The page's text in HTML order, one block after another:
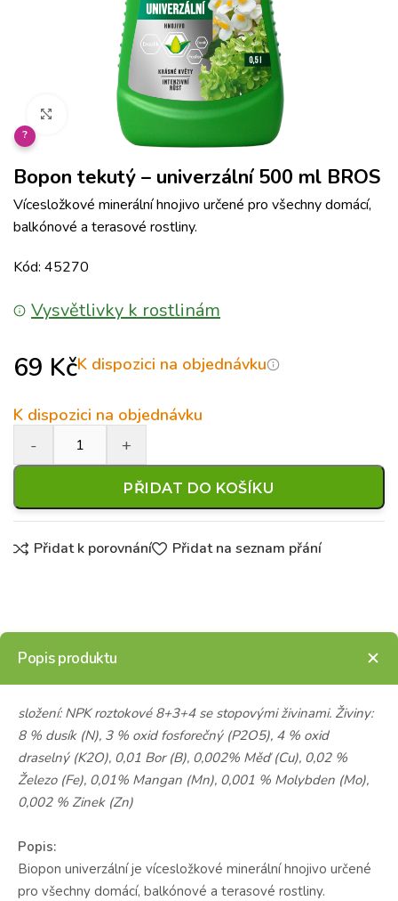
Klikněte pro zvětšení
?
Bopon tekutý – univerzální 500 ml BROS
Vícesložkové minerální hnojivo určené pro všechny domácí,
balkónové a terasové rostliny.
Kód: 45270
Vysvětlivky k rostlinám
69 KčK dispozici na objednávku
K dispozici na objednávku
PŘIDAT DO KOŠÍKU
Přidat k porovnání Přidat na seznam přání
Popis produktu
složení: NPK roztokové 8+3+4 se stopovými živinami. Živiny:
8 % dusík (N), 3 % oxid fosforečný (P2O5), 4 % oxid
draselný (K2O), 0,01 Bor (B), 0,002% Měď (Cu), 0,02 %
Železo (Fe), 0,01% Mangan (Mn), 0,001 % Molybden (Mo),
0,002 % Zinek (Zn)
Popis:
Biopon univerzální je vícesložkové minerální hnojivo určené
pro všechny domácí, balkónové a terasové rostliny.